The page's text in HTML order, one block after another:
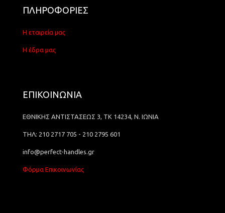
ΠΛΗΡΟΦΟΡΙΕΣ
Η εταιρεία μας
Η έδρα μας
ΕΠΙΚΟΙΝΩΝΙΑ
ΕΘΝΙΚΗΣ ΑΝΤΙΣΤΑΣΕΩΣ 3, ΤΚ 14234, Ν. ΙΩΝΙΑ
ΤΗΛ: 210 2717 705 - 210 2795 601
info@perfect-handles.gr
Φόρμα Επικοινωνίας